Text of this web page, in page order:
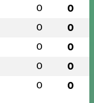
0 0
0 0
0 0
0 0
0 0